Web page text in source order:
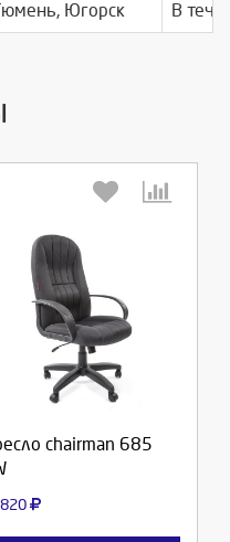
Югорск В
chairman 685
количество: